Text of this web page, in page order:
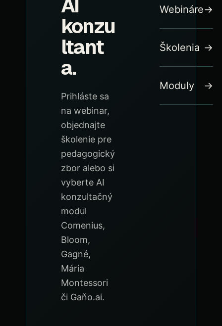
AI
konzu
ltant
a.
Prihláste sa
na webinar,
objednajte
školenie pre
pedagogický
zbor alebo si
vyberte AI
konzultačný
modul
Comenius,
Bloom,
Gagné,
Mária
Montessori
či Gaňo.ai.
Webináre→
Školenia →
Moduly →